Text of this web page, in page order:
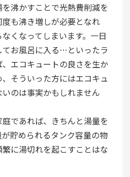
沸かすことで光熱費削減を
も沸き増しが必要となれ
くなってしまいます。一日
てお風呂に入る…といったラ
エコキュートの良さを生か
そういった方にはエコキュ
のは事実かもしれません
であれば、きちんと湯量を
貯められるタンク容量の物
に湯切れを起こすことはな